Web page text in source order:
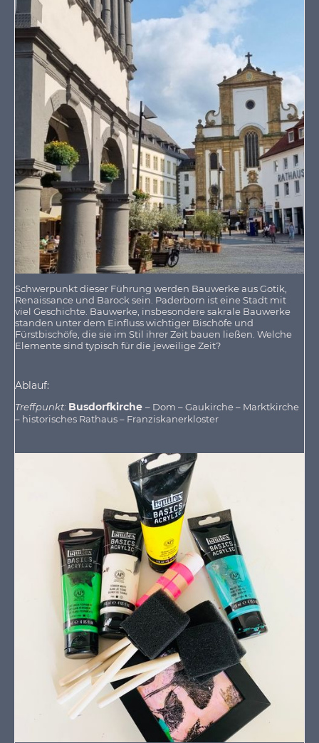
Schwerpunkt dieser Führung werden Bauwerke aus Gotik,
Renaissance und Barock sein. Paderborn ist eine Stadt mit
viel Geschichte. Bauwerke, insbesondere sakrale Bauwerke
standen unter dem Einfluss wichtiger Bischöfe und
Fürstbischöfe, die sie im Stil ihrer Zeit bauen ließen. Welche
Elemente sind typisch für die jeweilige Zeit?
Ablauf:
Treffpunkt: Busdorfkirche – Dom – Gaukirche – Marktkirche
– historisches Rathaus – Franziskanerkloster